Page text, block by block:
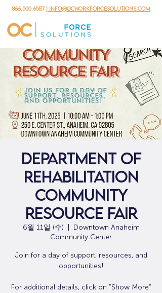
866.500.6587 | info@ocworkforcesolutions.com
Department of
Rehabilitation
Community
Resource Fair
6월 11일 (수)
Downtown Anaheim
Community Center
Join for a day of support, resources, and
opportunities!
For additional details, click on "Show More"